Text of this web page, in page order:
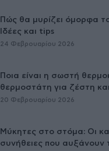
Πώς θα μυρίζει όμορφα
Ιδέες και tips
24 Φεβρουαρίου 2026
Ποια είναι η σωστή
θερμοστάτη για ζέστη
20 Φεβρουαρίου 2026
Μύκητες στο στόμα: Οι
συνήθειες που αυξάνουν